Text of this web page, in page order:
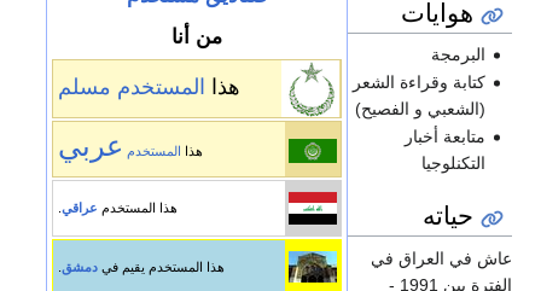
من أنا
المستخدم مسلم
المستخدم عربي
هذا المستخدمعراقي.
هذا المستخدم يقيم فيدمشق.
هوايات
البرمجة
كتابة وقراءة الشعر
(الشعبي و الفصيح)
متابعة أخبار
التكنلوجيا
حياته
في العراق في
الفترة بين 1991 -